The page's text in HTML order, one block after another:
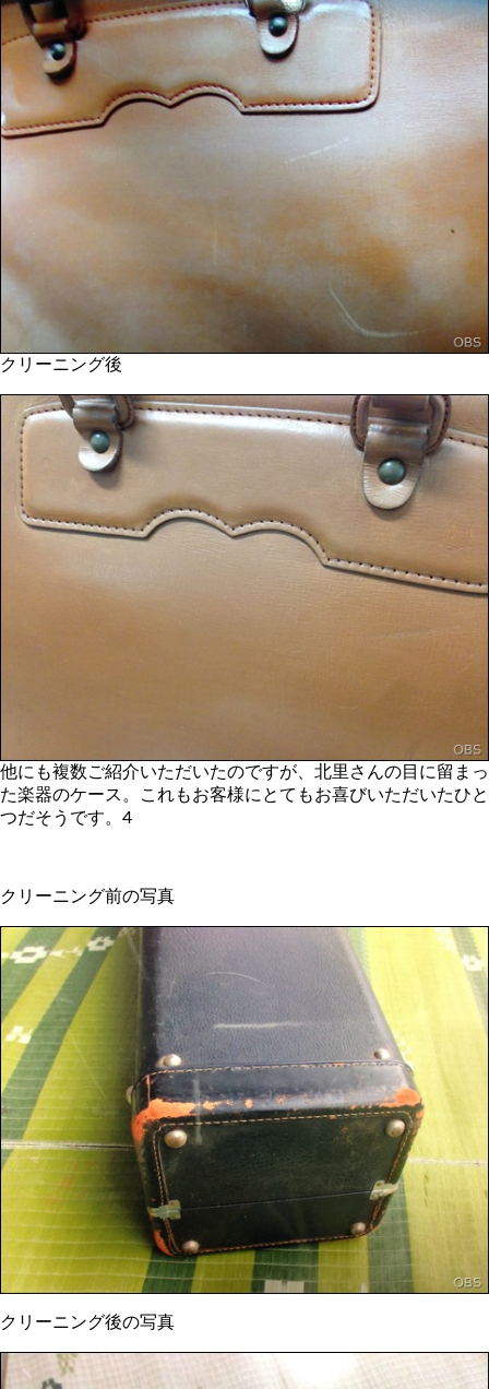
クリーニング後
他にも複数ご紹介いただいたのですが、北里さんの目に留まっ
た楽器のケース。これもお客様にとてもお喜びいただいたひと
つだそうです。4
クリーニング前の写真
クリーニング後の写真